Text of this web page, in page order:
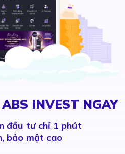
INVEST NGAY
đầu tư chỉ 1 phút
bảo mật cao